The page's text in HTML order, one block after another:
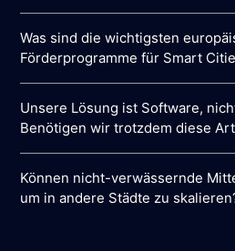
Was sind die wichtigsten
Förderprogramme für Smart
Unsere Lösung ist Software,
Benötigen wir trotzdem diese
Können nicht-verwässernde
um in andere Städte zu